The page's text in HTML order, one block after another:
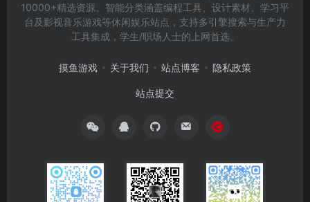
10000+精选资源。智能分类涵盖编程工具、设计素材、学习平
台及影视音乐游戏等休闲娱乐站点，支持多引擎搜索与生产力
工具集成，学生/职场人士的上网首选。
摸鱼游戏 关于我们 站点博客 隐私政策
站点提交